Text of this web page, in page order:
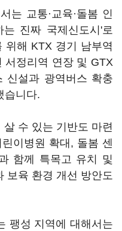
는 교통·교육·돌봄 인
진짜 국제신도시'로
위해 KTX 경기 남부역
서정리역 연장 및 GTX
신설과 광역버스 확충
습니다.
수 있는 기반도 마련
이병원 확대, 돌봄 센
함께 특목고 유치 및
보육 환경 개선 방안도
팽성 지역에 대해서는